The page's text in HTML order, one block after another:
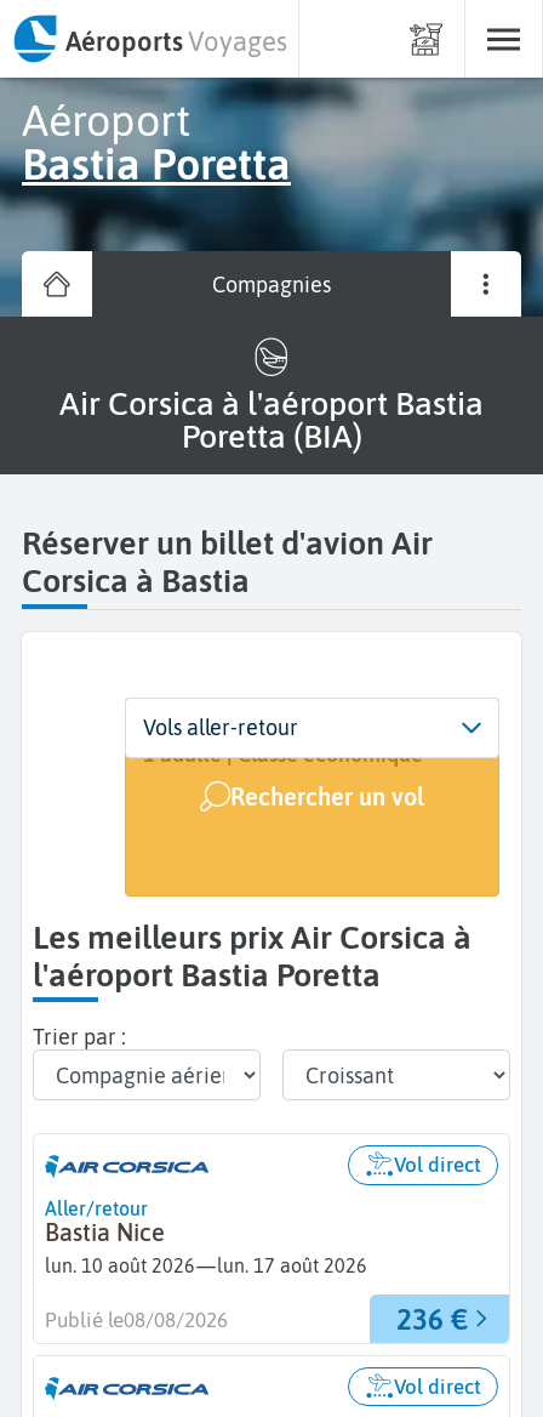
AéroportsVoyages
Aéroport
Bastia Poretta
Compagnies
Air Corsica à l'aéroport Bastia
Poretta (BIA)
Réserver un billet d'avion Air
Corsica à Bastia
Départ
Bastia Poretta (BIA)
Dates
Dates de votre voyage
Voyageurs | Classe
1 adulte | Classe économique
Rechercher un vol
Vols aller-retour
Les meilleurs prix Air Corsica à
l'aéroport Bastia Poretta
Trier par :
Aller/retour
Bastia Nice
lun. 10 août 2026—lun. 17 août 2026
Vol direct
236 €
Publié le08/08/2026
Vol direct